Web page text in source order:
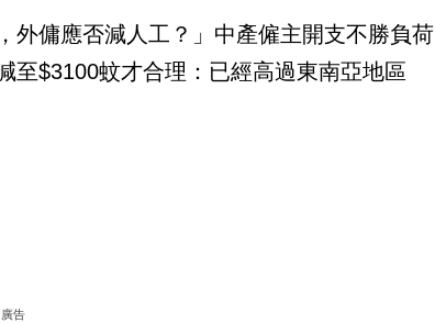
外傭應否減人工？」中產僱主開支不勝負荷
至$3100蚊才合理：已經高過東南亞地區
廣告